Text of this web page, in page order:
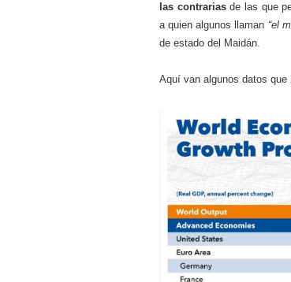
las contrariasde las que
a quien algunos llaman “el
de estado del Maidán.
Aquí van algunos datos que